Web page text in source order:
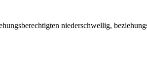
niederschwellig,